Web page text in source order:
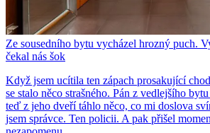
Ze sousedního bytu vycházel hrozný puch.
čekal nás šok
Když jsem ucítila ten zápach prosakující
se stalo něco strašného. Pán z vedlejšího
teď z jeho dveří táhlo něco, co mi doslova
jsem správce. Ten policii. A pak přišel